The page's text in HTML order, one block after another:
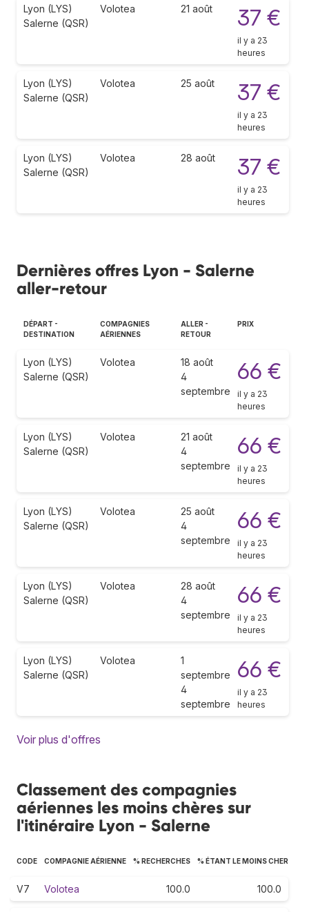
Lyon (LYS)
Salerne (QSR)
Volotea 21 août 37 €
il y a 23
heures
Lyon (LYS)
Salerne (QSR)
Volotea 25 août 37 €
il y a 23
heures
Lyon (LYS)
Salerne (QSR)
Volotea 28 août 37 €
il y a 23
heures
Dernières offres Lyon - Salerne
aller-retour
DÉPART -
DESTINATION
COMPAGNIES
AÉRIENNES
ALLER -
RETOUR
PRIX
Lyon (LYS)
Salerne (QSR)
Volotea
18 août
4
septembre
66 €
il y a 23
heures
Lyon (LYS)
Salerne (QSR)
Volotea
21 août
4
septembre
66 €
il y a 23
heures
Lyon (LYS)
Salerne (QSR)
Volotea
25 août
4
septembre
66 €
il y a 23
heures
Lyon (LYS)
Salerne (QSR)
Volotea
28 août
4
septembre
66 €
il y a 23
heures
Lyon (LYS)
Salerne (QSR)
Volotea
1
septembre
4
septembre
66 €
il y a 23
heures
Voir plus d'offres
Classement des compagnies
aériennes les moins chères sur
l'itinéraire Lyon - Salerne
CODE COMPAGNIE AÉRIENNE % RECHERCHES % ÉTANT LE MOINS CHER
V7 Volotea 100.0 100.0